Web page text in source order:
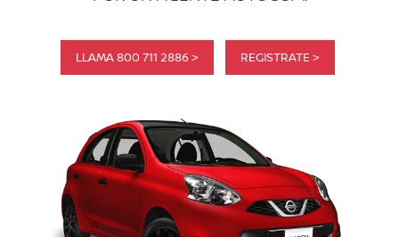
LLAMA 800 711 2886 > REGISTRATE >